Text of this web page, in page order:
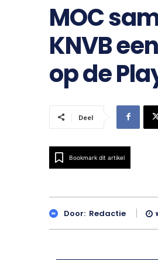
MOC
KNVB
op de
Deel
Bookmark dit artikel
Door: Redactie